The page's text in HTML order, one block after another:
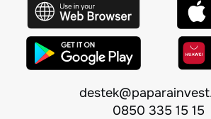
0850 335 15 15